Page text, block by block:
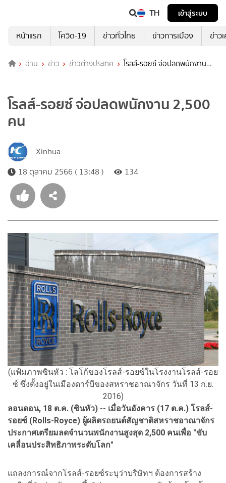
TH
เข้าสู่ระบบ
หน้าแรก
โควิด-19 ข่าวทั่วไทย ข่าวการเมือง ข่าว
อ่าน ข่าว ข่าวต่างประเทศ
โรลส์-รอยซ์ จ่อปลดพนักงาน
โรลส์-รอยซ์ จ่อปลดพนักงาน 2,500
คน
Xinhua
18 ตุลาคม 2566 ( 13:48 )
134
(แฟ้มภาพซินหัว : โลโก้ของโรลส์-รอยซ์ในโรงงานโรลส์-รอย
ซ์ ซึ่งตั้งอยู่ในเมืองดาร์บีของสหราชอาณาจักร วันที่ 13 ก.ย.
2016)
ลอนดอน, 18 ต.ค. (ซินหัว) -- เมื่อวันอังคาร (17 ต.ค.) โรลส์-
รอยซ์ (Rolls-Royce) ผู้ผลิตรถยนต์สัญชาติสหราชอาณาจักร
ประกาศเตรียมลดจำนวนพนักงานสูงสุด 2,500 คนเพื่อ "ขับ
เคลื่อนประสิทธิภาพระดับโลก"
แถลงการณ์จากโรลส์-รอยซ์ระบุว่าบริษัทฯ ต้องการสร้าง